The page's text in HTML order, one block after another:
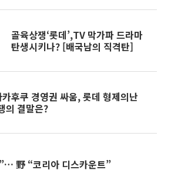
골육상쟁‘롯데’,TV 막가파 드라마
탄생시키나? [배국남의 직격탄]
후쿠 경영권 싸움, 롯데 형제의난
의 결말은?
野 “코리아 디스카운트”